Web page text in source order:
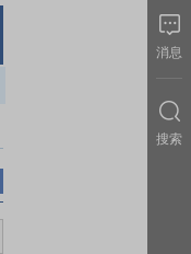
消息
搜索